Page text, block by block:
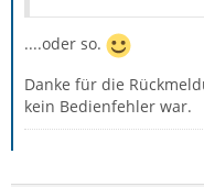
....oder so.
Danke für die
kein Bedienfehler war.